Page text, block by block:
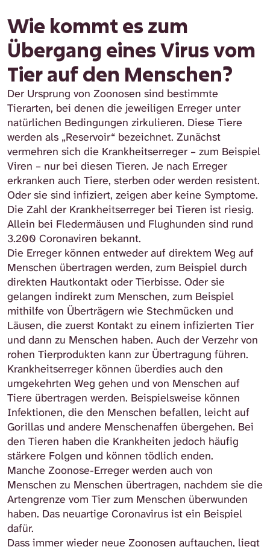
Wie kommt es zum
Übergang eines Virus vom
Tier auf den Menschen?
Der Ursprung von Zoonosen sind bestimmte
Tierarten, bei denen die jeweiligen Erreger unter
natürlichen Bedingungen zirkulieren. Diese Tiere
werden als „Reservoir“ bezeichnet. Zunächst
vermehren sich die Krankheitserreger – zum Beispiel
Viren – nur bei diesen Tieren. Je nach Erreger
erkranken auch Tiere, sterben oder werden resistent.
Oder sie sind infiziert, zeigen aber keine Symptome.
Die Zahl der Krankheitserreger bei Tieren ist riesig.
Allein bei Fledermäusen und Flughunden sind rund
3.200 Coronaviren bekannt.
Die Erreger können entweder auf direktem Weg auf
Menschen übertragen werden, zum Beispiel durch
direkten Hautkontakt oder Tierbisse. Oder sie
gelangen indirekt zum Menschen, zum Beispiel
mithilfe von Überträgern wie Stechmücken und
Läusen, die zuerst Kontakt zu einem infizierten Tier
und dann zu Menschen haben. Auch der Verzehr von
rohen Tierprodukten kann zur Übertragung führen.
Krankheitserreger können überdies auch den
umgekehrten Weg gehen und von Menschen auf
Tiere übertragen werden. Beispielsweise können
Infektionen, die den Menschen befallen, leicht auf
Gorillas und andere Menschenaffen übergehen. Bei
den Tieren haben die Krankheiten jedoch häufig
stärkere Folgen und können tödlich enden.
Manche Zoonose-Erreger werden auch von
Menschen zu Menschen übertragen, nachdem sie die
Artengrenze vom Tier zum Menschen überwunden
haben. Das neuartige Coronavirus ist ein Beispiel
dafür.
Dass immer wieder neue Zoonosen auftauchen, liegt